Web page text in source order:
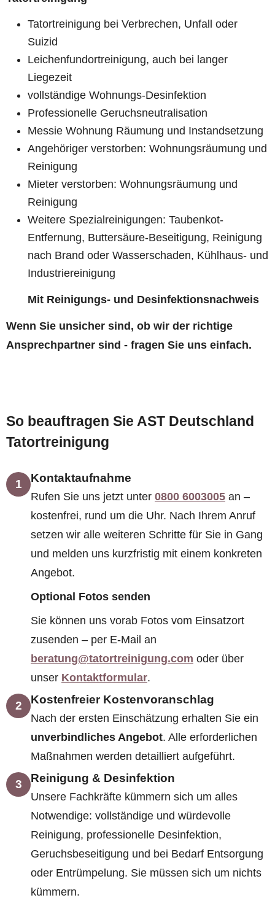
Tatortreinigung bei Verbrechen, Unfall oder
Suizid
Leichenfundortreinigung, auch bei langer
Liegezeit
vollständige Wohnungs-Desinfektion
Professionelle Geruchsneutralisation
Messie Wohnung Räumung und Instandsetzung
Angehöriger verstorben: Wohnungsräumung und
Reinigung
Mieter verstorben: Wohnungsräumung und
Reinigung
Weitere Spezialreinigungen: Taubenkot-
Entfernung, Buttersäure-Beseitigung, Reinigung
nach Brand oder Wasserschaden, Kühlhaus- und
Industriereinigung
Mit Reinigungs- und Desinfektionsnachweis
Wenn Sie unsicher sind, ob wir der richtige
Ansprechpartner sind - fragen Sie uns einfach.
So beauftragen Sie AST Deutschland
Tatortreinigung
1 Kontaktaufnahme
Rufen Sie uns jetzt unter 0800 6003005 an –
kostenfrei, rund um die Uhr. Nach Ihrem Anruf
setzen wir alle weiteren Schritte für Sie in Gang
und melden uns kurzfristig mit einem konkreten
Angebot.
Optional Fotos senden
Sie können uns vorab Fotos vom Einsatzort
zusenden – per E-Mail an
beratung@tatortreinigung.com oder über
unser Kontaktformular.
2 Kostenfreier Kostenvoranschlag
Nach der ersten Einschätzung erhalten Sie ein
unverbindliches Angebot. Alle erforderlichen
Maßnahmen werden detailliert aufgeführt.
3 Reinigung & Desinfektion
Unsere Fachkräfte kümmern sich um alles
Notwendige: vollständige und würdevolle
Reinigung, professionelle Desinfektion,
Geruchsbeseitigung und bei Bedarf Entsorgung
oder Entrümpelung. Sie müssen sich um nichts
kümmern.